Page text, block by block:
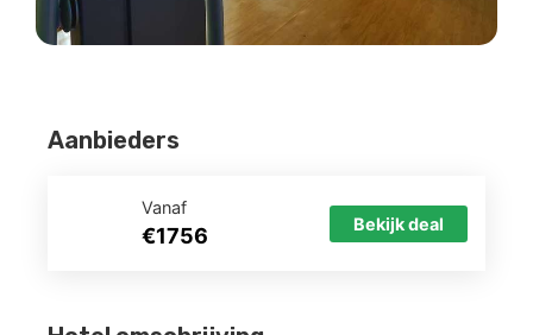
Aanbieders
Vanaf
€1756 Bekijk deal